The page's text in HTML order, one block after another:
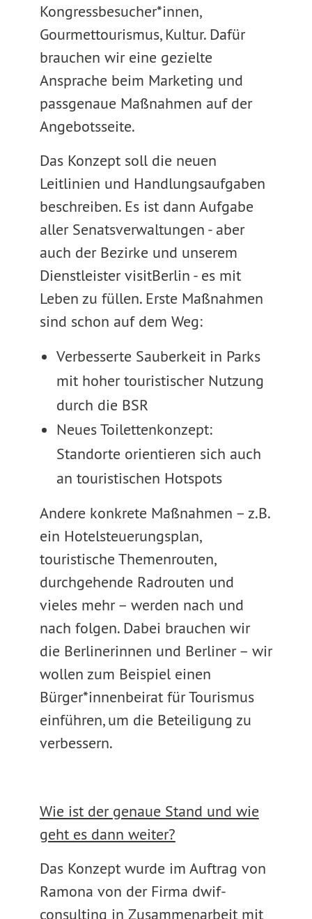
Kongressbesucher*innen,
Gourmettourismus, Kultur. Dafür
brauchen wir eine gezielte
Ansprache beim Marketing und
passgenaue Maßnahmen auf der
Angebotsseite.
Das Konzept soll die neuen
Leitlinien und Handlungsaufgaben
beschreiben. Es ist dann Aufgabe
aller Senatsverwaltungen - aber
auch der Bezirke und unserem
Dienstleister visitBerlin - es mit
Leben zu füllen. Erste Maßnahmen
sind schon auf dem Weg:
Verbesserte Sauberkeit in Parks
mit hoher touristischer Nutzung
durch die BSR
Neues Toilettenkonzept:
Standorte orientieren sich auch
an touristischen Hotspots
Andere konkrete Maßnahmen – z.B.
ein Hotelsteuerungsplan,
touristische Themenrouten,
durchgehende Radrouten und
vieles mehr – werden nach und
nach folgen. Dabei brauchen wir
die Berlinerinnen und Berliner – wir
wollen zum Beispiel einen
Bürger*innenbeirat für Tourismus
einführen, um die Beteiligung zu
verbessern.
Wie ist der genaue Stand und wie
geht es dann weiter?
Das Konzept wurde im Auftrag von
Ramona von der Firma dwif-
consulting in Zusammenarbeit mit